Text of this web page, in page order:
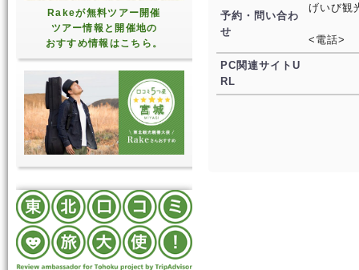
Rakeが無料ツアー開催
ツアー情報と開催地の
おすすめ情報はこちら。
予約・問い合わ
せ
げいび観
<電話>
PC関連サイトU
RL